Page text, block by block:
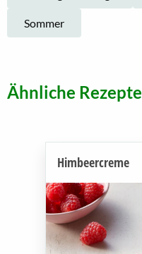
Sommer
Ähnliche Rezepte
Himbeercreme